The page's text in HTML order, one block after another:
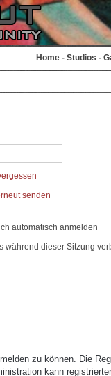
Home - Studios -
senden
automatisch anmelden
während dieser Sitzung
zu können. Die
kann